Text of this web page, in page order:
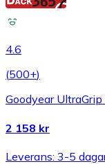
4.6
(500+)
Goodyear
2 158 kr
Leverans: 3-5